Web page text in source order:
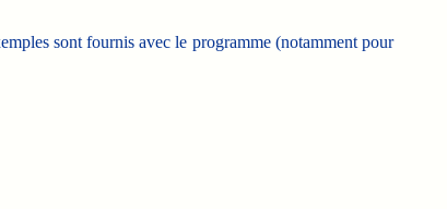
sont fournis avec le programme (notamment pour